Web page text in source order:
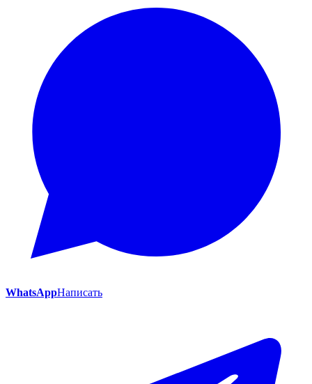
WhatsAppНаписать